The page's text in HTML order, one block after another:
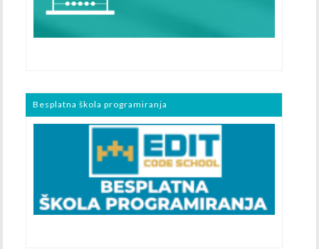
Besplatna škola programiranja